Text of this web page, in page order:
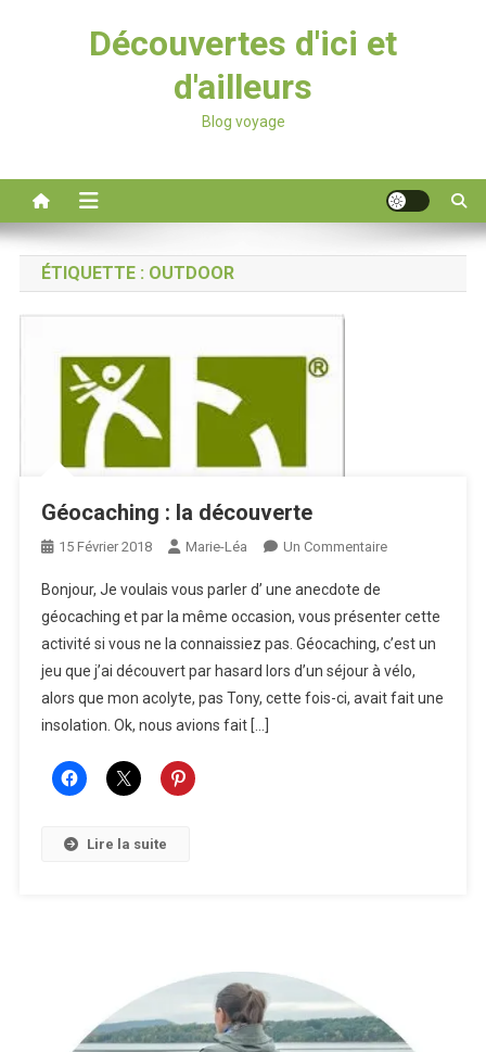
Découvertes d'ici et
d'ailleurs
Blog voyage
ÉTIQUETTE : OUTDOOR
Géocaching : la découverte
15 Février 2018 Marie-Léa Un CommentaireSur
La
Découverte
Bonjour, Je voulais vous parler d’ une anecdote de
géocaching et par la même occasion, vous présenter cette
activité si vous ne la connaissiez pas. Géocaching, c’est un
jeu que j’ai découvert par hasard lors d’un séjour à vélo,
alors que mon acolyte, pas Tony, cette fois-ci, avait fait une
insolation. Ok, nous avions fait […]
Lire la suite